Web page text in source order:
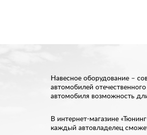
Навесное оборудование –
автомобилей
автомобиля возможность
В интернет-магазине
каждый автовладелец